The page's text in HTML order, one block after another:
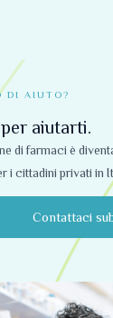
DI AIUTO?
aiutarti.
di farmaci è
i cittadini privati ​​in
Contattaci